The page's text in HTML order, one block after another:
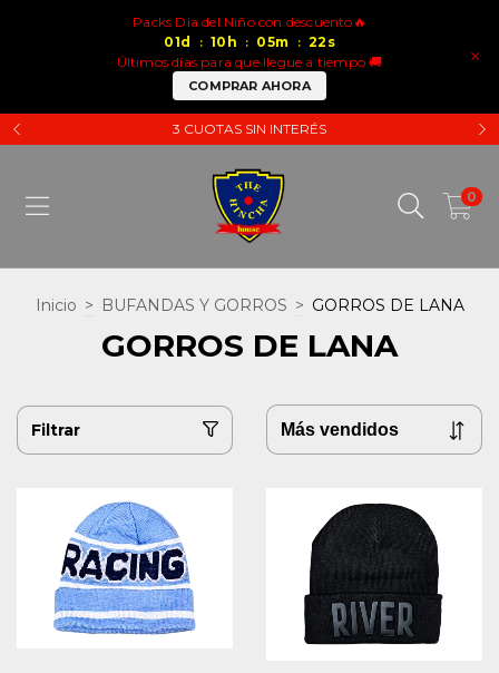
×
Packs Dia del Niño con descuento🔥
01d : 10 h : 05m : 22 s
Últimos días para que llegue a tiempo 🚚
COMPRAR AHORA
3 CUOTAS SIN INTERÉS
0
Inicio > BUFANDAS Y GORROS > GORROS DE LANA
GORROS DE LANA
Filtrar